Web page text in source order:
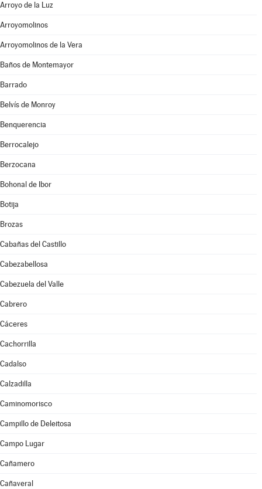
Arroyo de la Luz
Arroyomolinos
Arroyomolinos de la Vera
Baños de Montemayor
Barrado
Belvís de Monroy
Benquerencia
Berrocalejo
Berzocana
Bohonal de Ibor
Botija
Brozas
Cabañas del Castillo
Cabezabellosa
Cabezuela del Valle
Cabrero
Cáceres
Cachorrilla
Cadalso
Calzadilla
Caminomorisco
Campillo de Deleitosa
Campo Lugar
Cañamero
Cañaveral